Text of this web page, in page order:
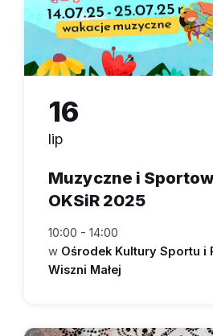
16
lip
Muzyczne i
OKSiR 2025
10:00 - 14:00
w Ośrodek Kultury Sportu i
Wiszni Małej